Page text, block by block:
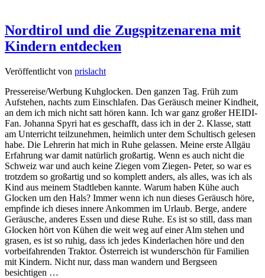
Nordtirol und die Zugspitzenarena mit
Kindern entdecken
Veröffentlicht von prislacht
Pressereise/Werbung Kuhglocken. Den ganzen Tag. Früh zum
Aufstehen, nachts zum Einschlafen. Das Geräusch meiner Kindheit,
an dem ich mich nicht satt hören kann. Ich war ganz großer HEIDI-
Fan. Johanna Spyri hat es geschafft, dass ich in der 2. Klasse, statt
am Unterricht teilzunehmen, heimlich unter dem Schultisch gelesen
habe. Die Lehrerin hat mich in Ruhe gelassen. Meine erste Allgäu
Erfahrung war damit natürlich großartig. Wenn es auch nicht die
Schweiz war und auch keine Ziegen vom Ziegen- Peter, so war es
trotzdem so großartig und so komplett anders, als alles, was ich als
Kind aus meinem Stadtleben kannte. Warum haben Kühe auch
Glocken um den Hals? Immer wenn ich nun dieses Geräusch höre,
empfinde ich dieses innere Ankommen im Urlaub. Berge, andere
Geräusche, anderes Essen und diese Ruhe. Es ist so still, dass man
Glocken hört von Kühen die weit weg auf einer Alm stehen und
grasen, es ist so ruhig, dass ich jedes Kinderlachen höre und den
vorbeifahrenden Traktor. Österreich ist wunderschön für Familien
mit Kindern. Nicht nur, dass man wandern und Bergseen
besichtigen …